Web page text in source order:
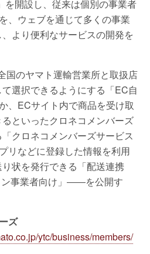
を開設し、従来は個別の事業者
、ウェブを通じて多くの事業
より便利なサービスの開発を
国のヤマト運輸営業所と取扱店
選択できるようにする「EC自
、ECサイト内で商品を受け取
といったクロネコメンバーズ
クロネコメンバーズサービス
リなどに登録した情報を利用
状を発行できる「配送連携
ン事業者向け」――を公開す
ズ
ytc/business/members/